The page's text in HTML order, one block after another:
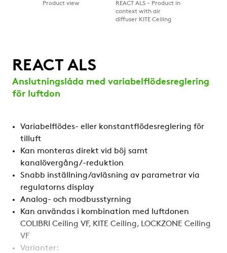
Product view
REACT ALS - Product in
context with air
diffuser KITE Ceiling
REACT ALS
Anslutningslåda med variabelflödesreglering
för luftdon
Variabelflödes- eller konstantflödesreglering för
tilluft
Kan monteras direkt vid böj samt
kanalövergång/-reduktion
Snabb inställning/avläsning av parametrar via
regulatorns display
Analog- och modbusstyrning
Kan användas i kombination med luftdonen
COLIBRI Ceiling VF, KITE Ceiling, LOCKZONE Ceiling
VF
Varianter: